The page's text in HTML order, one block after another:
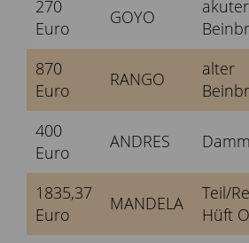
270
Euro
GOYO
akuter
870
Euro
RANGO
alter
400
Euro
ANDRES
1835,37
Euro
MANDELA
Teil/
Hüft